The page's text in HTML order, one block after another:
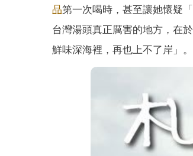
品第一次喝時，甚至讓她懷疑
台灣湯頭真正厲害的地方，在
鮮味深海裡，再也上不了岸」。